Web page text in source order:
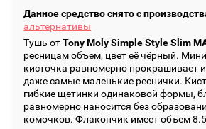
Данное средство снято с
альтернативы
Тушь отTony Moly Simple Style Slim
ресницам объем, цвет её чёрный.
кисточка равномерно прокрашивает и
даже самые маленькие реснички.
гибкие щетинки одинаковой формы,
равномерно наносится без
комочков. Флакончик имеет объем